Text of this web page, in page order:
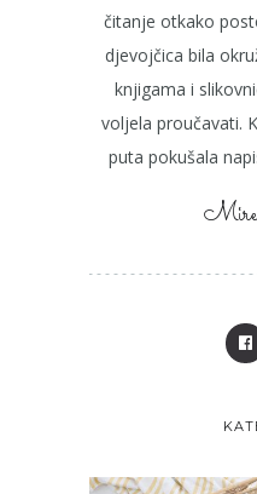
čitanje otkako
djevojčica bila
knjigama i
voljela proučavati.
puta pokušala